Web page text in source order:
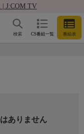
J:COM TV
CS番組一覧 番組表
検索
ありません